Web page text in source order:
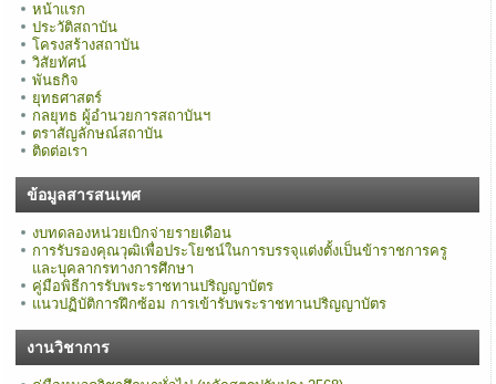
หน้าแรก
ประวัติสถาบัน
โครงสร้างสถาบัน
วิสัยทัศน์
พันธกิจ
ยุทธศาสตร์
กลยุทธ ผู้อำนวยการสถาบันฯ
ตราสัญลักษณ์สถาบัน
ติดต่อเรา
ข้อมูลสารสนเทศ
งบทดลองหน่วยเบิกจ่ายรายเดือน
การรับรองคุณวุฒิเพื่อประโยชน์ในการบรรจุแต่งตั้งเป็นข้าราชการครู
และบุคลากรทางการศึกษา
คู่มือพิธีการรับพระราชทานปริญญาบัตร
แนวปฏิบัติการฝึกซ้อม การเข้ารับพระราชทานปริญญาบัตร
งานวิชาการ